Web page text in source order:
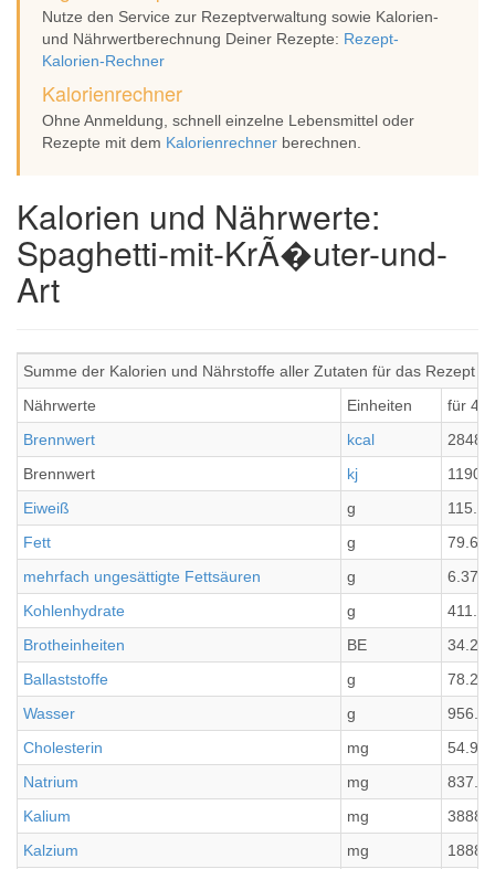
Nutze den Service zur Rezeptverwaltung sowie Kalorien-
und Nährwertberechnung Deiner Rezepte: Rezept-
Kalorien-Rechner
Kalorienrechner
Ohne Anmeldung, schnell einzelne Lebensmittel oder
Rezepte mit dem Kalorienrechner berechnen.
Kalorien und Nährwerte:
Spaghetti-mit-KrÃ�uter-und-
Art
Summe der Kalorien und Nährstoffe aller Zutaten für das Rezept
Nährwerte
Einheiten
für 4
Brennwert
kcal
2848.1
Brennwert
kj
Eiweiß
g
115.76
Fett
g
79.63
mehrfach ungesättigte Fettsäuren
g
6.37
Kohlenhydrate
g
411.13
Brotheinheiten
BE
34.26
Ballaststoffe
g
78.22
Wasser
g
956.73
Cholesterin
mg
54.9
Natrium
mg
837.1
Kalium
mg
3888.9
Kalzium
mg
1888